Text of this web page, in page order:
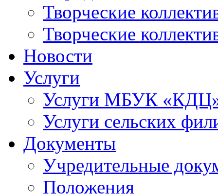
Творческие
Творческие
Новости
Услуги
Услуги МБУК
Услуги сельских
Документы
Учредительные
Положения